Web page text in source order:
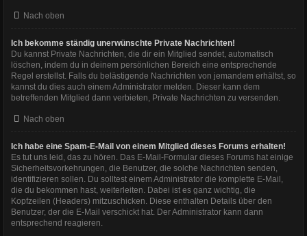
Nach oben
Ich bekomme ständig unerwünschte Private Nachrichten!
Du kannst Private Nachrichten, die dir ein Mitglied sendet, automatisch
löschen, indem du in deinem persönlichen Bereich eine entsprechende
Regel erstellst. Falls du belästigende Nachrichten von jemandem erhältst, so
kannst du dies auch einem Administrator melden. Dieser kann dem
betreffenden Mitglied dann verbieten, Private Nachrichten zu versenden.
Nach oben
Ich habe eine Spam-E-Mail von einem Mitglied dieses Forums erhalten!
Es tut uns leid, das zu hören. Das E-Mail-Formular dieses Forums hat einige
Sicherheitsvorkehrungen, die Benutzer, die solche Nachrichten senden,
identifizieren sollen. Du solltest einem Administrator die komplette E-Mail,
die du bekommen hast, weiterleiten. Dabei ist es ganz wichtig, die
Kopfzeilen (Headers) mitzuschicken. Diese enthalten Details über den
Benutzer, der die E-Mail verschickt hat. Der Administrator kann dann
entsprechend reagieren.